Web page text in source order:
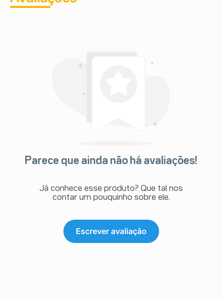
Parece que ainda não há avaliações!
Já conhece esse produto? Que tal nos
contar um pouquinho sobre ele.
Escrever avaliação